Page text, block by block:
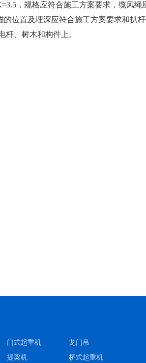
，规格应符合施工方案要求，缆风绳
置及埋深应符合施工方案要求和扒杆
杆、树木和构件上。
门式起重机
龙门吊
提梁机 桥式起重机